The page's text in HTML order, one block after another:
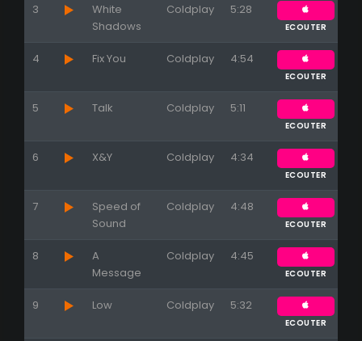
3
White
Shadows
Coldplay 5:28
ECOUTER
4 Fix You Coldplay 4:54
ECOUTER
5 Talk Coldplay 5:11
ECOUTER
6 X&Y Coldplay 4:34
ECOUTER
7
Speed of
Sound
Coldplay 4:48
ECOUTER
8
A
Message
Coldplay 4:45
ECOUTER
9 Low Coldplay 5:32
ECOUTER